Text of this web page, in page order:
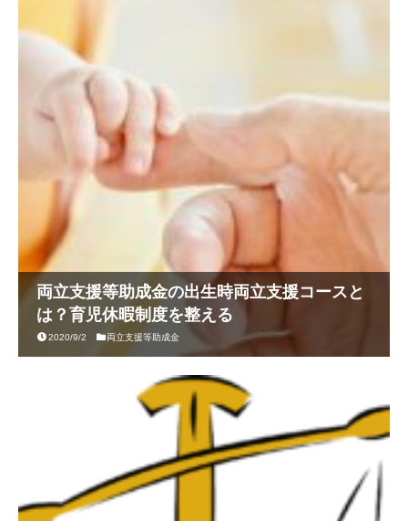
両立支援等助成金の出生時両立支援コースと
は？育児休暇制度を整える
2020/9/2 両立支援等助成金